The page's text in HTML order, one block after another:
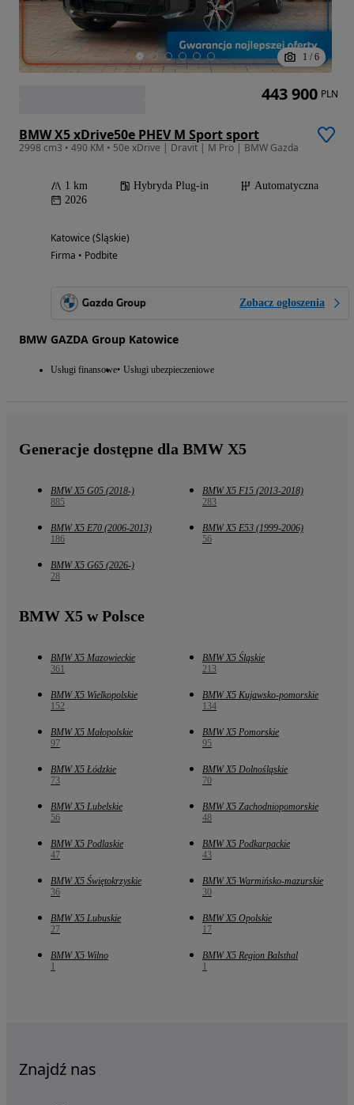
1 / 6
BMW X5 xDrive50e PHEV M Sport sport
2998 cm3 • 490 KM • 50e xDrive | Dravit | M Pro | BMW Gazda
1 km Hybryda Plug-in
Automatyczna
2026
Katowice (Śląskie)
Firma • Podbite
Zobacz ogłoszenia
BMW GAZDA Group Katowice
Usługi finansowe Usługi ubezpieczeniowe
443 900 PLN
Generacje dostępne dla BMW X5
BMW X5 G05 (2018-)
885
BMW X5 F15 (2013-2018)
283
BMW X5 E70 (2006-2013)
186
BMW X5 E53 (1999-2006)
56
BMW X5 G65 (2026-)
28
BMW X5 w Polsce
BMW X5 Mazowieckie
361
BMW X5 Śląskie
213
BMW X5 Wielkopolskie
152
BMW X5 Kujawsko-pomorskie
134
BMW X5 Małopolskie
97
BMW X5 Pomorskie
95
BMW X5 Łódzkie
73
BMW X5 Dolnośląskie
70
BMW X5 Lubelskie
56
BMW X5 Zachodniopomorskie
48
BMW X5 Podlaskie
47
BMW X5 Podkarpackie
43
BMW X5 Świętokrzyskie
36
BMW X5 Warmińsko-mazurskie
30
BMW X5 Lubuskie
27
BMW X5 Opolskie
17
BMW X5 Wilno
1
BMW X5 Region Balsthal
1
Znajdź nas